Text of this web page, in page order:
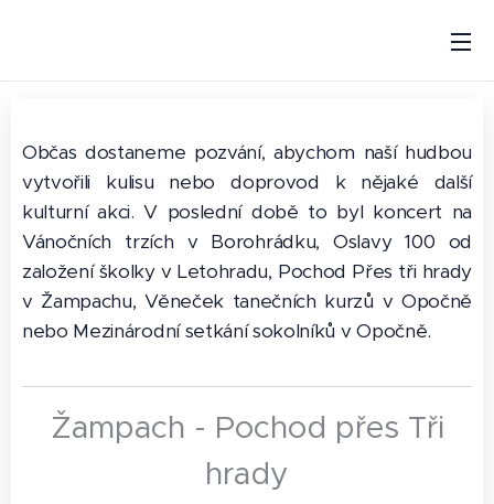
Občas dostaneme pozvání, abychom naší hudbou
vytvořili kulisu nebo doprovod k nějaké další
kulturní akci. V poslední době to byl koncert na
Vánočních trzích v Borohrádku, Oslavy 100 od
založení školky v Letohradu, Pochod Přes tři hrady
v Žampachu, Věneček tanečních kurzů v Opočně
nebo Mezinárodní setkání sokolníků v Opočně.
Žampach - Pochod přes Tři
hrady